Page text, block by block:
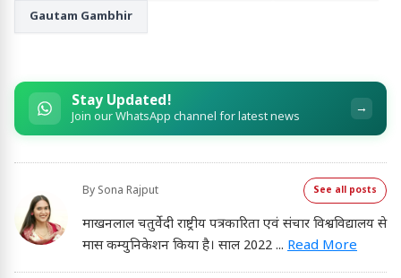
Gautam Gambhir
Stay Updated!
Join our WhatsApp channel for latest news →
By Sona Rajput See all posts
माखनलाल चतुर्वेदी राष्ट्रीय पत्रकारिता एवं संचार विश्वविद्यालय से
मास कम्युनिकेशन किया है। साल 2022 ... Read More